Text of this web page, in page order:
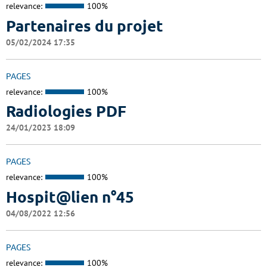
relevance: 100%
Partenaires du projet
05/02/2024 17:35
PAGES
relevance: 100%
Radiologies PDF
24/01/2023 18:09
PAGES
relevance: 100%
Hospit@lien n°45
04/08/2022 12:56
PAGES
relevance: 100%